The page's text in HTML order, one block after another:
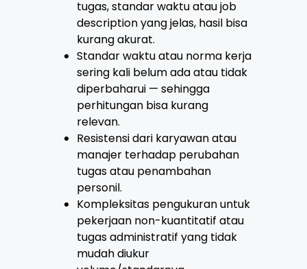
tugas, standar waktu atau job
description yang jelas, hasil bisa
kurang akurat.
Standar waktu atau norma kerja
sering kali belum ada atau tidak
diperbaharui — sehingga
perhitungan bisa kurang
relevan.
Resistensi dari karyawan atau
manajer terhadap perubahan
tugas atau penambahan
personil.
Kompleksitas pengukuran untuk
pekerjaan non-kuantitatif atau
tugas administratif yang tidak
mudah diukur